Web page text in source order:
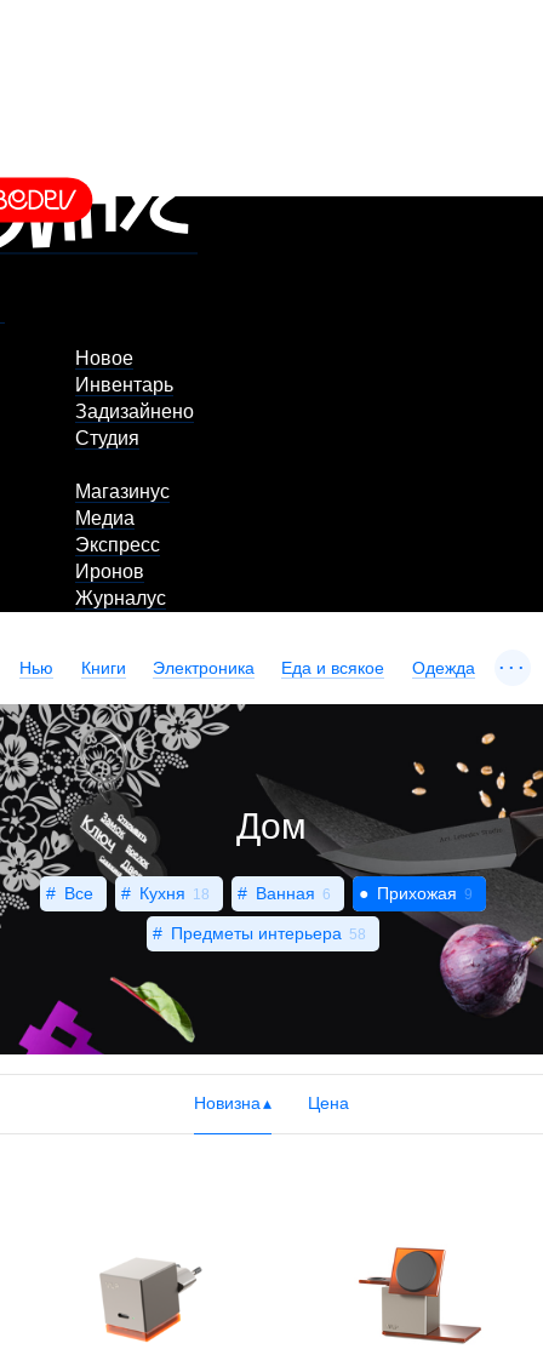
Новое
Инвентарь
Задизайнено
Студия
Магазинус
Медиа
Экспресс
Иронов
Журналус
Нью Книги Электроника Еда и всякое Одежда ...
Дом
Все Кухня 18 Ванная 6 Прихожая 9
Предметы интерьера 58
Новизна Цена